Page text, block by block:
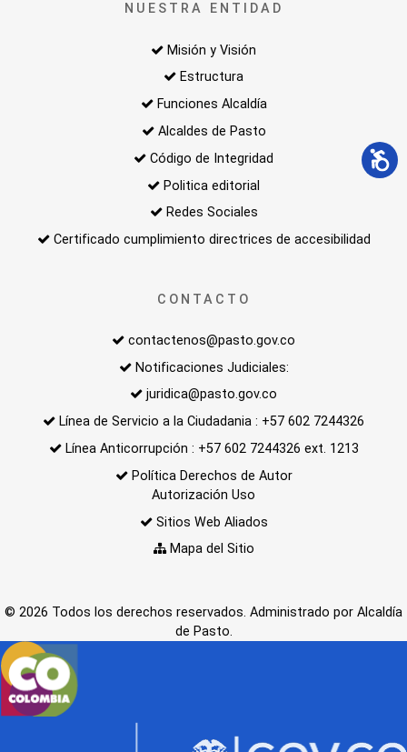
NUESTRA ENTIDAD
Misión y Visión
Estructura
Funciones Alcaldía
Alcaldes de Pasto
Código de Integridad
Politica editorial
Redes Sociales
Certificado cumplimiento directrices de accesibilidad
CONTACTO
contactenos@pasto.gov.co
Notificaciones Judiciales:
juridica@pasto.gov.co
Línea de Servicio a la Ciudadania : +57 602 7244326
Línea Anticorrupción : +57 602 7244326 ext. 1213
Política Derechos de Autor
Autorización Uso
Sitios Web Aliados
Mapa del Sitio
© 2026 Todos los derechos reservados. Administrado por Alcaldía
de Pasto.